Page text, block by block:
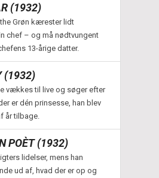
(1932)
Grøn kærester lidt
chef – og må nødtvungent
13-årige datter.
(1932)
vækkes til live og søger efter
er dén prinsesse, han blev
år tilbage.
POÈT (1932)
lidelser, mens han
ud af, hvad der er op og